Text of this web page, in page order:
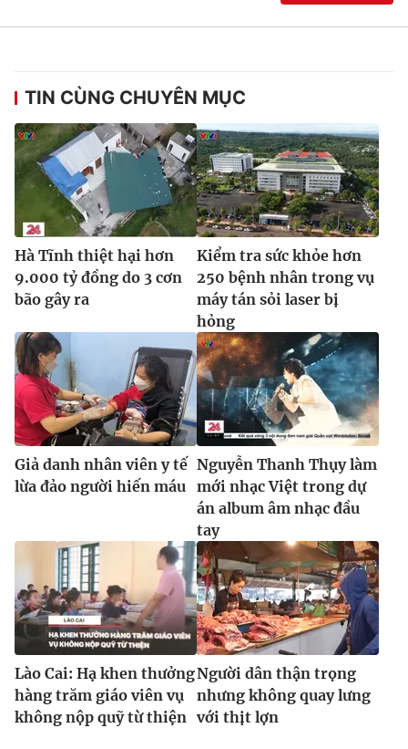
thông tin từ website này.
TIN CÙNG CHUYÊN MỤC
Hà Tĩnh thiệt hại hơn
9.000 tỷ đồng do 3 cơn
bão gây ra
Kiểm tra sức khỏe hơn
250 bệnh nhân trong vụ
máy tán sỏi laser bị
hỏng
Giả danh nhân viên y tế
lừa đảo người hiến máu
Nguyễn Thanh Thụy làm
mới nhạc Việt trong dự
án album âm nhạc đầu
tay
Lào Cai: Hạ khen thưởng
hàng trăm giáo viên vụ
không nộp quỹ từ thiện
Người dân thận trọng
nhưng không quay lưng
với thịt lợn